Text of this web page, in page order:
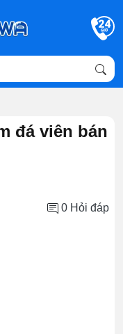
đá viên bán
0 Hỏi đáp